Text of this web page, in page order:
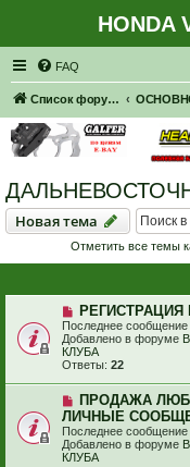
HONDA
FAQ
Список форумов
Новая тема
Новаятема
Отметить все темы
Последнее сообщение
Добавлено в форуме
КЛУБА
Ответы: 22
ПРОДАЖА
ЛИЧНЫЕ
Последнее сообщение
Добавлено в форуме
КЛУБА